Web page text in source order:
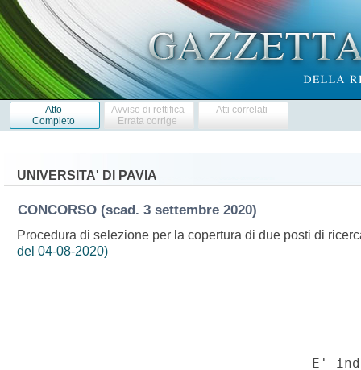
Atto
Completo
Avviso di rettifica
Errata corrige
Atti correlati
UNIVERSITA' DI PAVIA
CONCORSO (scad. 3 settembre 2020)
Procedura di selezione per la copertura di due posti di
del 04-08-2020)